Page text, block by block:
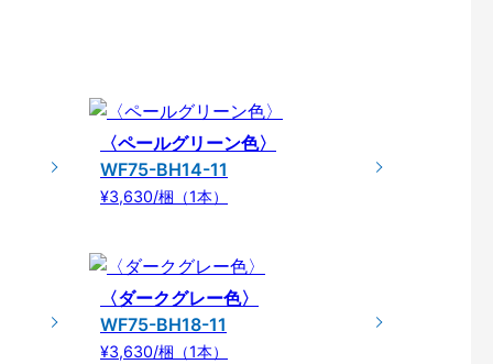
〈ペールグリーン色〉
WF75-BH14-11
¥3,630/梱（1本）
〈ダークグレー色〉
WF75-BH18-11
¥3,630/梱（1本）